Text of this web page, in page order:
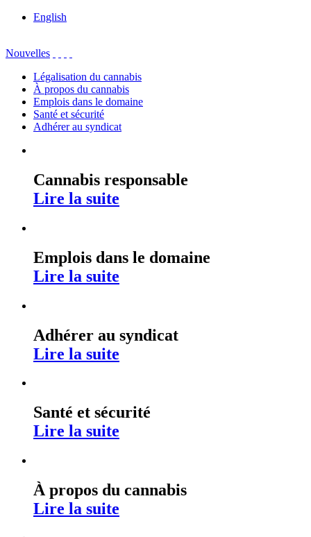
English
Nouvelles
Légalisation du cannabis
À propos du cannabis
Emplois dans le domaine
Santé et sécurité
Adhérer au syndicat
Cannabis responsable
Lire la suite
Emplois dans le domaine
Lire la suite
Adhérer au syndicat
Lire la suite
Santé et sécurité
Lire la suite
À propos du cannabis
Lire la suite